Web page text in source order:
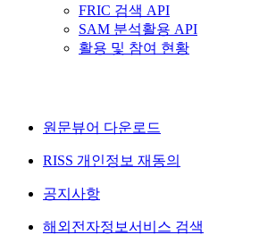
FRIC 검색 API
SAM 분석활용 API
활용 및 참여 현황
원문뷰어 다운로드
RISS 개인정보 재동의
공지사항
해외전자정보서비스 검색